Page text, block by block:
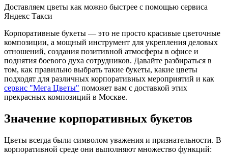
Доставляем цветы как можно быстрее с помощью сервиса
Яндекс Такси
Корпоративные букеты — это не просто красивые цветочные
композиции, а мощный инструмент для укрепления деловых
отношений, создания позитивной атмосферы в офисе и
поднятия боевого духа сотрудников. Давайте разбираться в
том, как правильно выбрать такие букеты, какие цветы
подходят для различных корпоративных мероприятий и как
сервис "Мега Цветы" поможет вам с доставкой этих
прекрасных композиций в Москве.
Значение корпоративных букетов
Цветы всегда были символом уважения и признательности. В
корпоративной среде они выполняют множество функций: